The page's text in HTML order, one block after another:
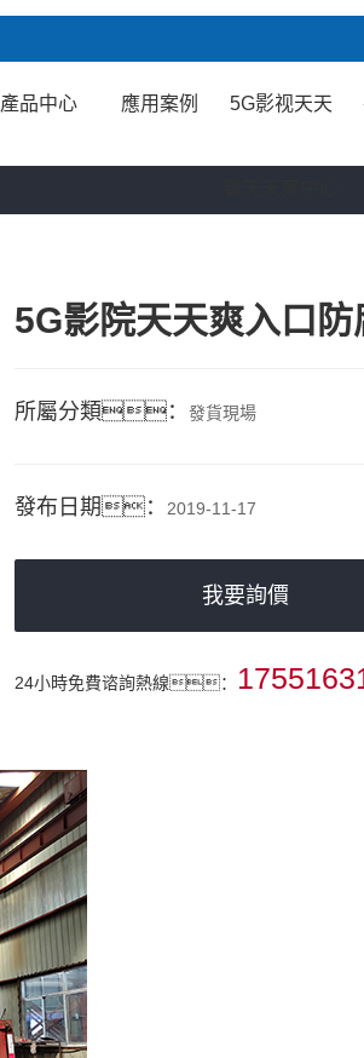
產品中心 應用案例 5G影视天天
5G影院天天爽入口
所屬分類：發貨現場
發布日期：2019-11-17
我要詢價
24小時免費谘詢熱線：